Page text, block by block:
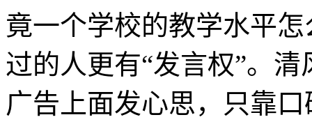
竟一个学校的教学水平
过的人更有“发言权”。
广告上面发心思，只靠